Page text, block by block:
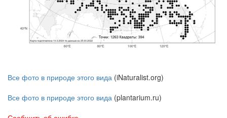
Все фото в природе этого вида (iNaturalist.org)
Все фото в природе этого вида (plantarium.ru)